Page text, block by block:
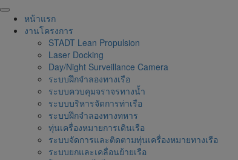
Skip
content
หน้าแรก
งานโครงการ
STADT Lean Propulsion
Laser Docking
Day/Night Surveillance Camera
ระบบฝึกจำลองทางเรือ
ระบบควบคุมจราจรทางน้ำ
ระบบบริหารจัดการท่าเรือ
ระบบฝึกจำลองทางทหาร
ทุ่นเครื่องหมายการเดินเรือ
ระบบจัดการและติดตามทุ่นเครื่องหมายทางเรือ
ระบบยกและเคลื่อนย้ายเรือ